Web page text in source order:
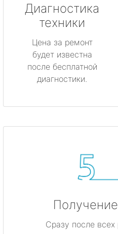
Диагностика
техники
Цена за ремонт
будет известна
после бесплатной
диагностики.
Сразу после